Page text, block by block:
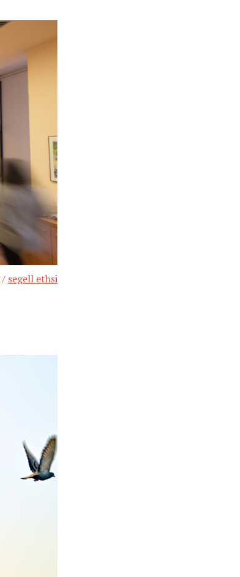
/ segell ethsi